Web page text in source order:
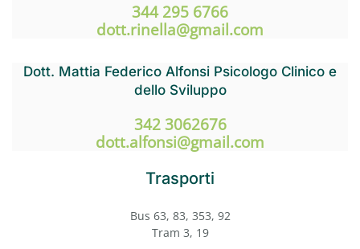
344 295 6766
dott.rinella@gmail.com
Dott. Mattia Federico Alfonsi Psicologo Clinico e
dello Sviluppo
342 3062676
dott.alfonsi@gmail.com
Trasporti
Bus 63, 83, 353, 92
Tram 3, 19